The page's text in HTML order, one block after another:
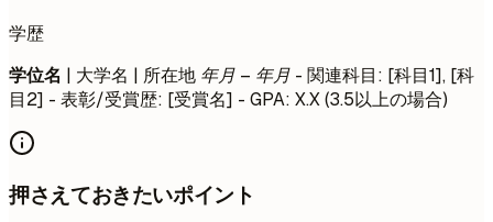
学歴
学位名 | 大学名 | 所在地 年月 – 年月 - 関連科目: [科目1], [科
目2] - 表彰/受賞歴: [受賞名] - GPA: X.X (3.5以上の場合)
押さえておきたいポイント